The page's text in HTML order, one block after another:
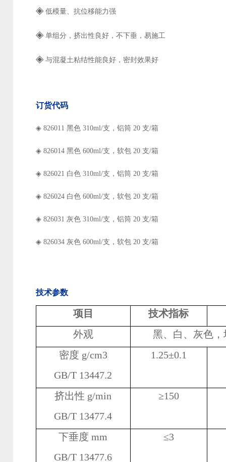
◈低模量、抗位移能力强
◈单组分，挤出性良好，不下垂，易施工
◈与混凝土粘结性能良好，密封效果好
订货代码
◈826011 黑色 310ml/支，铝筒 20 支/箱
◈826014 黑色 600ml/支，软包 20 支/箱
◈826021 白色 310ml/支，铝筒 20 支/箱
◈826024 白色 600ml/支，软包 20 支/箱
◈826031 灰色 310ml/支，铝筒 20 支/箱
◈826034 灰色 600ml/支，软包 20 支/箱
技术参数
项目
技术指标
外观
黑、白、灰色
密度 g/cm3
GB/T 13447.2
1.25±0.1
挤出性 g/min
GB/T 13477.4
≥150
下垂度 mm
GB/T 13477.6
≤3